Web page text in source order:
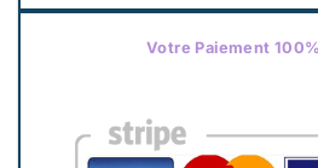
Votre Paiement